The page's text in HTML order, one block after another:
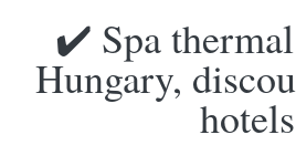
✔️ Spa
Hungary,
hotels